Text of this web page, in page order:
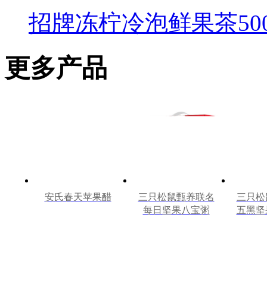
招牌冻柠冷泡鲜果茶
更多产品
安氏春天苹果醋
三只松鼠甄养联名
每日坚果八宝粥
三只
五黑